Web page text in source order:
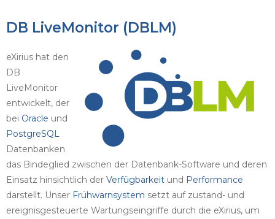
DB LiveMonitor (DBLM)
eXirius hat den
DB
LiveMonitor
entwickelt, der
bei Oracle und
PostgreSQL
Datenbanken
das Bindeglied zwischen der Datenbank-Software und deren
Einsatz hinsichtlich der Verfügbarkeit und Performance
darstellt. Unser Frühwarnsystem setzt auf zustand- und
ereignisgesteuerte Wartungseingriffe durch die eXirius, um